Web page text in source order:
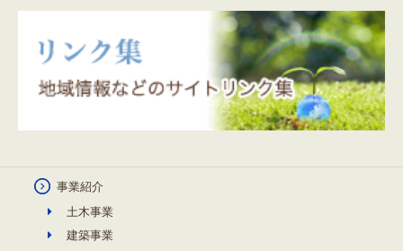
事業紹介
土木事業
建築事業